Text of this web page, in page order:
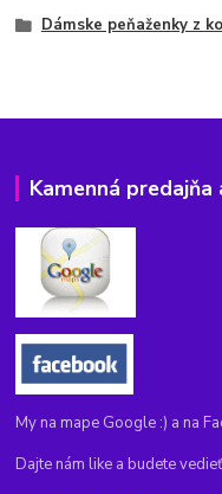
Dámske peňaženky z
Kamenná predajňa
My na mape Google :) a na
Dajte nám like a budete